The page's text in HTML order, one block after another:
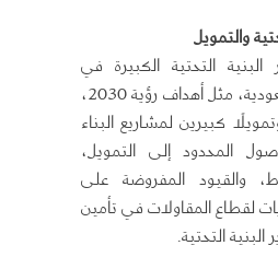
والتمويل
التحتية الكبيرة في
المملكة العربية السعودية، مثل أهداف رؤية 2030،
كبيرين لمشاريع البناء
المحدود إلى التمويل،
والقيود المفروضة على
لقطاع المقاولات في تأمين
البنية التحتية.